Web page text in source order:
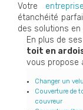
Votre
étanchéité
des solutions en
En plus de
toit en
vous propose
Changer un
Couverture de
couvreur